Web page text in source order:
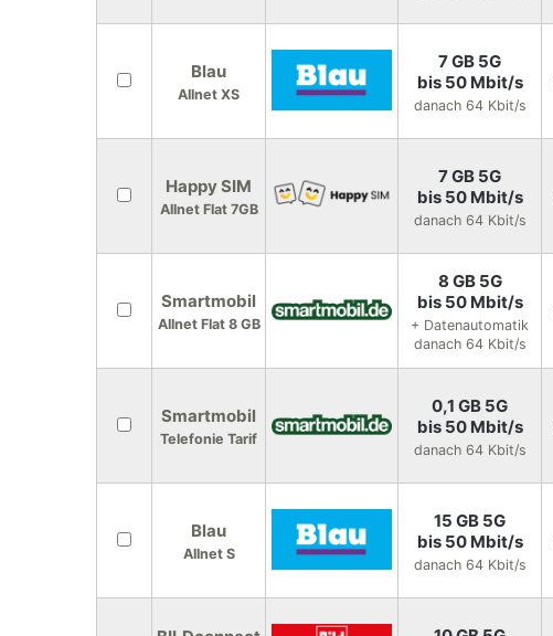
Blau
Allnet XS
7 GB 5G
bis 50 Mbit/s
danach 64 Kbit/s
Happy SIM
Allnet Flat 7GB
7 GB 5G
bis 50 Mbit/s
danach 64 Kbit/s
Smartmobil
Allnet Flat 8 GB
8 GB 5G
bis 50 Mbit/s
+ Datenautomatik
danach 64 Kbit/s
Smartmobil
Telefonie Tarif
0,1 GB 5G
bis 50 Mbit/s
danach 64 Kbit/s
Blau
Allnet S
15 GB 5G
bis 50 Mbit/s
danach 64 Kbit/s